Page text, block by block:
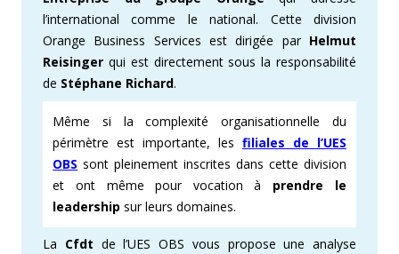
l’international comme le national. Cette division
Orange Business Services est dirigée par Helmut
Reisinger qui est directement sous la responsabilité
de Stéphane Richard.
Même si la complexité organisationnelle du
périmètre est importante, les filiales de l’UES
OBS sont pleinement inscrites dans cette division
et ont même pour vocation à prendre le
leadership sur leurs domaines.
La Cfdt de l’UES OBS vous propose une analyse